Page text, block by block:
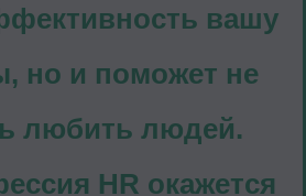
вашу
но и поможет не
любить людей.
HR окажется